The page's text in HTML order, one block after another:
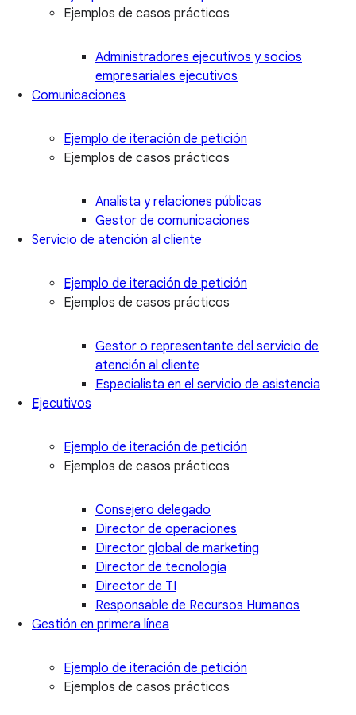
Ejemplos de casos prácticos
Administradores ejecutivos y socios
empresariales ejecutivos
Comunicaciones
Ejemplo de iteración de petición
Ejemplos de casos prácticos
Analista y relaciones públicas
Gestor de comunicaciones
Servicio de atención al cliente
Ejemplo de iteración de petición
Ejemplos de casos prácticos
Gestor o representante del servicio de
atención al cliente
Especialista en el servicio de asistencia
Ejecutivos
Ejemplo de iteración de petición
Ejemplos de casos prácticos
Consejero delegado
Director de operaciones
Director global de marketing
Director de tecnología
Director de TI
Responsable de Recursos Humanos
Gestión en primera línea
Ejemplo de iteración de petición
Ejemplos de casos prácticos